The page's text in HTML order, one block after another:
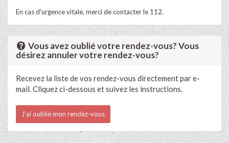
En cas d'urgence vitale, merci de contacter le 112.
Vous avez oublié votre rendez-vous? Vous
désirez annuler votre rendez-vous?
Recevez la liste de vos rendez-vous directement par e-
mail. Cliquez ci-dessous et suivez les instructions.
J'ai oublié mon rendez-vous